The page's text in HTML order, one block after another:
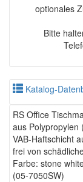
optionales
Bitte
Katalog-
RS Office
aus Polypropylen
VAB-Haftschicht
frei von
Farbe: stone
(05-7050SW)